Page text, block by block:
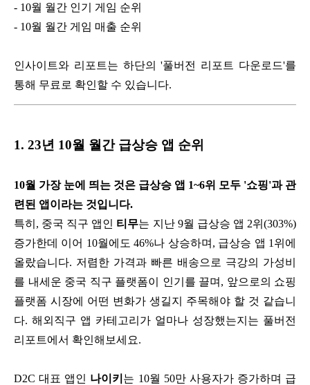
- 10월 월간 인기 게임 순위
- 10월 월간 게임 매출 순위
인사이트와 리포트는 하단의 '풀버전 리포트 다운로드'를
통해 무료로 확인할 수 있습니다.
1. 23년 10월 월간 급상승 앱 순위
10월 가장 눈에 띄는 것은 급상승 앱 1~6위 모두 '쇼핑'과 관
련된 앱이라는 것입니다.
특히, 중국 직구 앱인 티무는 지난 9월 급상승 앱 2위(303%)
증가한데 이어 10월에도 46%나 상승하며, 급상승 앱 1위에
올랐습니다. 저렴한 가격과 빠른 배송으로 극강의 가성비
를 내세운 중국 직구 플랫폼이 인기를 끌며, 앞으로의 쇼핑
플랫폼 시장에 어떤 변화가 생길지 주목해야 할 것 같습니
다. 해외직구 앱 카테고리가 얼마나 성장했는지는 풀버전
리포트에서 확인해보세요.
D2C 대표 앱인 나이키 는 10월 50만 사용자가 증가하며 급